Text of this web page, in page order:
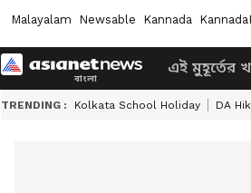
Malayalam Newsable Kannada
এই মুহূর্তের
TRENDING : Kolkata School Holiday DA